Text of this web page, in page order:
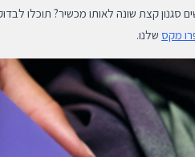
סגנון קצת שונה לאותו מכשיר? תוכלו
שלנו.